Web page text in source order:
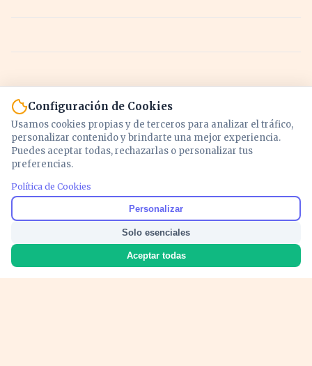
Noticias y análisis de economía, mercados,
inversión y política. Información actualizada
para entender lo que mueve tu dinero y tu
país.
Configuración de Cookies
Usamos cookies propias y de terceros para analizar el tráfico,
personalizar contenido y brindarte una mejor experiencia.
Puedes aceptar todas, rechazarlas o personalizar tus
preferencias.
Política de Cookies
Personalizar
Solo esenciales
Aceptar todas